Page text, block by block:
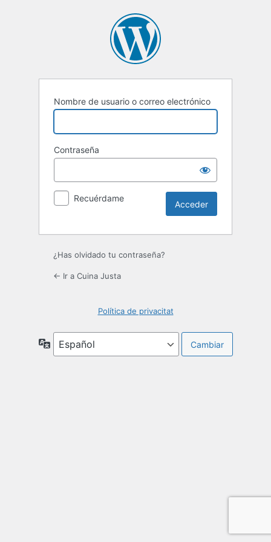
Nombre de usuario o correo electrónico
Contraseña
Recuérdame
¿Has olvidado tu contraseña?
← Ir a Cuina Justa
Política de privacitat
Idioma